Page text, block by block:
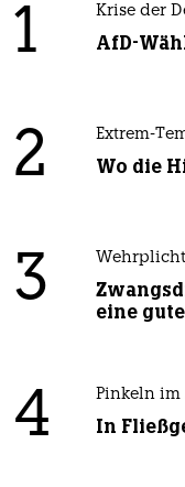
1 Krise der
AfD-
2 Extrem-
Wo die
3
eine
4 Pinkeln im
In